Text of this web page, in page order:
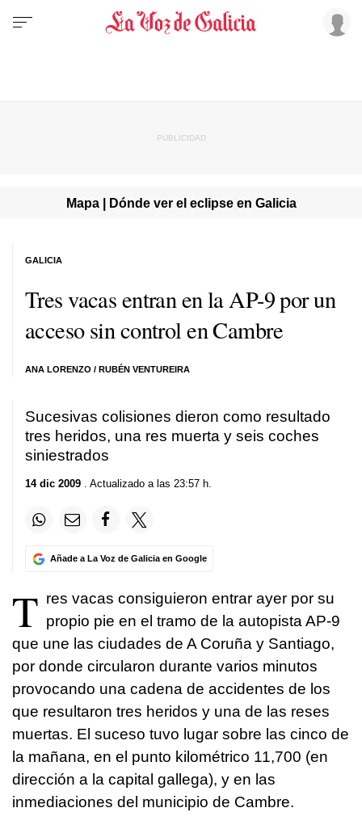
Mapa | Dónde ver el eclipse en Galicia
Tres vacas entran en la AP-9 por un
acceso sin control en Cambre
ANA LORENZO / RUBÉN VENTUREIRA
GALICIA
Sucesivas colisiones dieron como resultado
tres heridos, una res muerta y seis coches
siniestrados
14 dic 2009 . Actualizado a las 23:57 h.
Añade a La Voz de Galicia en Google
T res vacas consiguieron entrar ayer por su
propio pie en el tramo de la autopista AP-9
que une las ciudades de A Coruña y Santiago,
por donde circularon durante varios minutos
provocando una cadena de accidentes de los
que resultaron tres heridos y una de las reses
muertas. El suceso tuvo lugar sobre las cinco de
la mañana, en el punto kilométrico 11,700 (en
dirección a la capital gallega), y en las
inmediaciones del municipio de Cambre.